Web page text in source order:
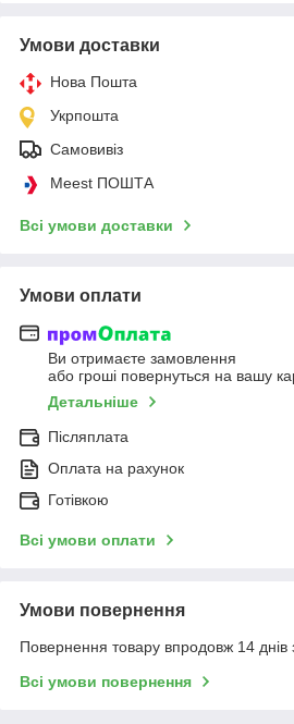
Умови доставки
Нова Пошта
Укрпошта
Самовивіз
Meest ПОШТА
Всі умови доставки
Умови оплати
Ви отримаєте замовлення
або гроші повернуться на вашу
Детальніше
Післяплата
Оплата на рахунок
Готівкою
Всі умови оплати
Умови повернення
Повернення товару впродовж 14 днів
Всі умови повернення